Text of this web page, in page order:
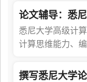
论文辅导：悉尼
悉尼大学高级计
计算思维能力、
络和数据库等。
撰写悉尼大学